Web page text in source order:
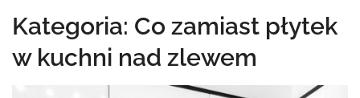
Kategoria: Co zamiast płytek
w kuchni nad zlewem